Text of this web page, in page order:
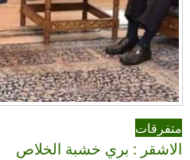
متفرقات
الاشقر : بري خشبة الخلاص